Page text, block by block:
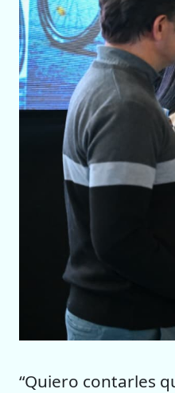
“Quiero contarles